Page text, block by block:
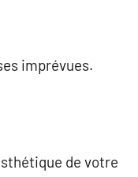
imprévues.
de votre